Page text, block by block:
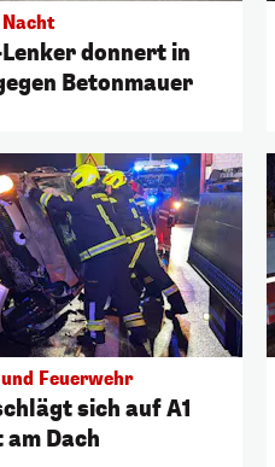
donnert in
Betonmauer
Feuerwehr
sich auf A1
Dach